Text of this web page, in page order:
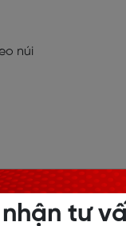
núi
ván
tư